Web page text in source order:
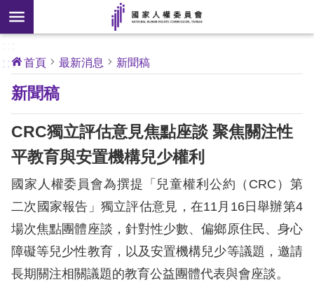
前往主要內容區塊
搜
尋
開
新
核
心
人
權
公
約
關
於
本
會
新
:::
首頁 最新消息 新聞稿
新聞稿
CRC獨立評估意見焦點座談 聚焦關注性
平教育與安置機構兒少權利
國家人權委員會為撰提「兒童權利公約（CRC）第
二次國家報告」獨立評估意見，在11月16日舉辦第4
場次焦點團體座談，針對性少數、偏鄉原住民、身心
障礙等兒少性教育，以及安置機構兒少等議題，邀請
長期關注相關議題的教育公益團體代表與會座談。